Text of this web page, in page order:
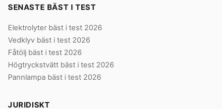
SENASTE BÄST I TEST
Elektrolyter bäst i test 2026
Vedklyv bäst i test 2026
Fåtölj bäst i test 2026
Högtryckstvätt bäst i test 2026
Pannlampa bäst i test 2026
JURIDISKT